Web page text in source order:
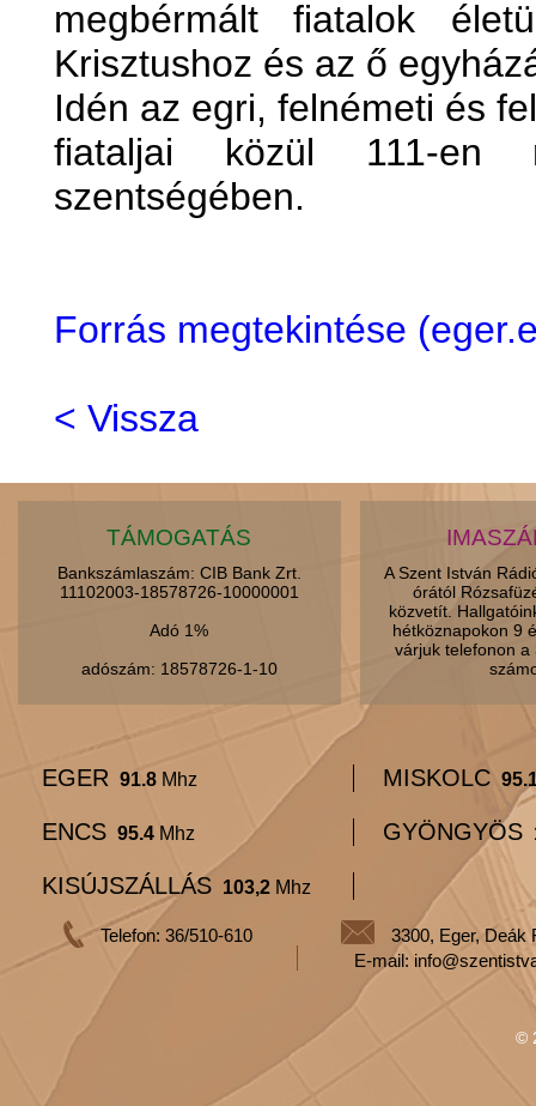
megbérmált fiatalok
Krisztushoz és az ő
Idén az egri, felnémeti és
fiataljai közül 111-en
szentségében.
Forrás megtekintése
< Vissza
TÁMOGATÁS
Bankszámlaszám: CIB Bank Zrt.
11102003-18578726-10000001
Adó 1%
adószám: 18578726-1-10
A Szent István
órától
közvetít.
hétköznapokon 9
várjuk telefonon
EGER 91.8 Mhz MISKOLC
ENCS 95.4 Mhz GYÖNGYÖS
KISÚJSZÁLLÁS 103,2 Mhz
Telefon: 36/510-610
3300, Eger, Deák
E-mail:
©